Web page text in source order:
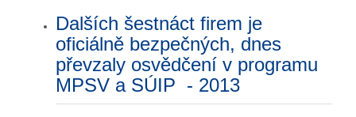
Dalších šestnáct firem je
oficiálně bezpečných, dnes
převzaly osvědčení v programu
MPSV a SÚIP - 2013